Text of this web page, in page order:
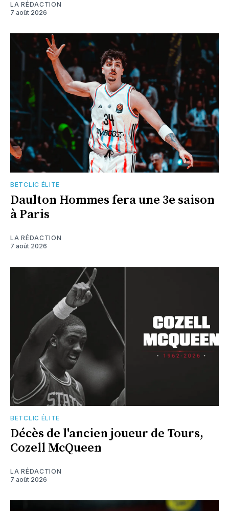
LA RÉDACTION
7 août 2026
BETCLIC ÉLITE
Daulton Hommes fera une 3e saison
à Paris
LA RÉDACTION
7 août 2026
BETCLIC ÉLITE
Décès de l'ancien joueur de Tours,
Cozell McQueen
LA RÉDACTION
7 août 2026